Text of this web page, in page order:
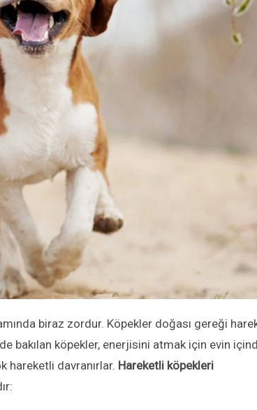
biraz zordur. Köpekler doğası gereği
bakılan köpekler, enerjisini atmak için evin
hareketli davranırlar. Hareketli köpekleri